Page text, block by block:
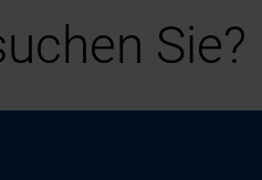
Sie?